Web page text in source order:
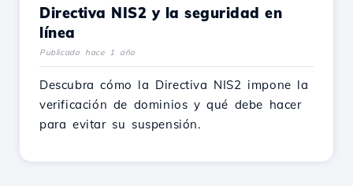
Directiva NIS2 y la seguridad en
línea
Publicado hace 1 año
Descubra cómo la Directiva NIS2 impone la
verificación de dominios y qué debe hacer
para evitar su suspensión.